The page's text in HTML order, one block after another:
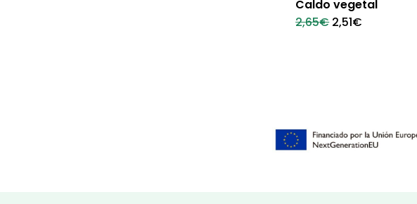
Caldo vegetal
2,65€ El
precio
2,51€